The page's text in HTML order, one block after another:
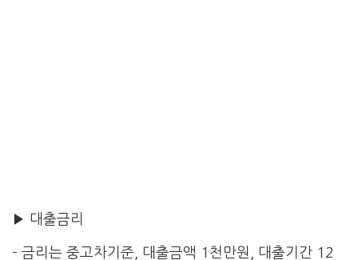
▶ 대출금리
– 금리는 중고차기준, 대출금액 1천만원, 대출기간 12